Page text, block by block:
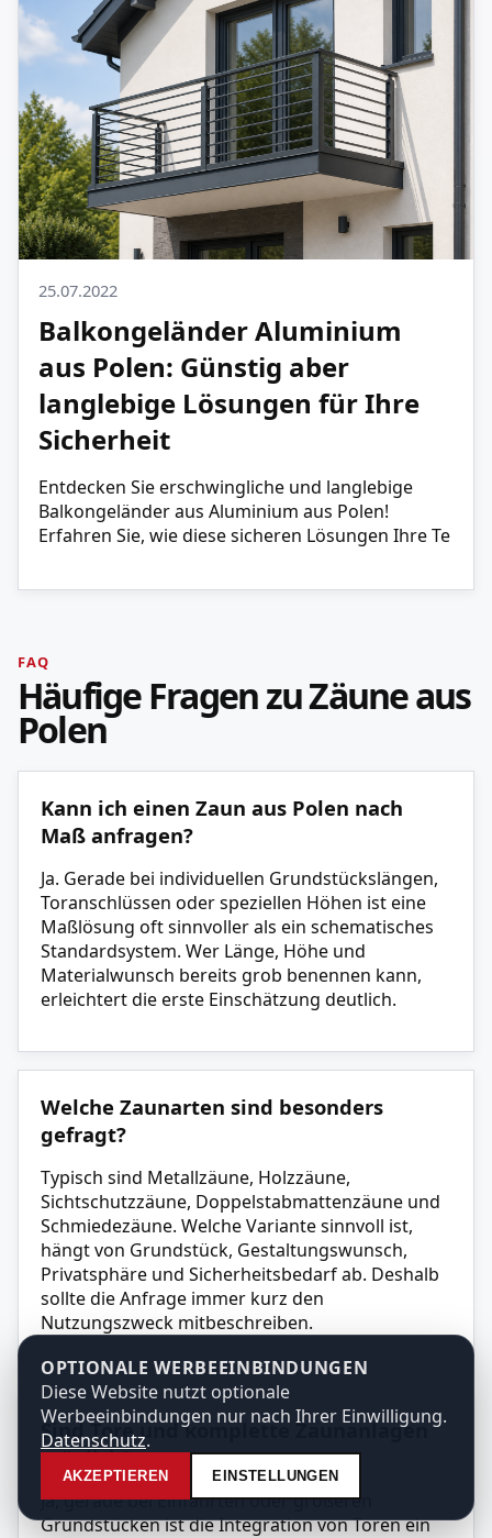
OPTIONALE WERBEEINBINDUNGEN
Diese Website nutzt optionale
Werbeeinbindungen nur nach Ihrer Einwilligung.
Datenschutz.
AKZEPTIEREN EINSTELLUNGEN
25.07.2022
Balkongeländer Aluminium
aus Polen: Günstig aber
langlebige Lösungen für Ihre
Sicherheit
Entdecken Sie erschwingliche und langlebige
Balkongeländer aus Aluminium aus Polen!
Erfahren Sie, wie diese sicheren Lösungen Ihre Te
FAQ
Häufige Fragen zu Zäune aus
Polen
Kann ich einen Zaun aus Polen nach
Maß anfragen?
Ja. Gerade bei individuellen Grundstückslängen,
Toranschlüssen oder speziellen Höhen ist eine
Maßlösung oft sinnvoller als ein schematisches
Standardsystem. Wer Länge, Höhe und
Materialwunsch bereits grob benennen kann,
erleichtert die erste Einschätzung deutlich.
Welche Zaunarten sind besonders
gefragt?
Typisch sind Metallzäune, Holzzäune,
Sichtschutzzäune, Doppelstabmattenzäune und
Schmiedezäune. Welche Variante sinnvoll ist,
hängt von Grundstück, Gestaltungswunsch,
Privatsphäre und Sicherheitsbedarf ab. Deshalb
sollte die Anfrage immer kurz den
Nutzungszweck mitbeschreiben.
Sind Tore und komplette Zaunanlagen
möglich?
Ja, gerade bei Einfahrten oder größeren
Grundstücken ist die Integration von Toren ein